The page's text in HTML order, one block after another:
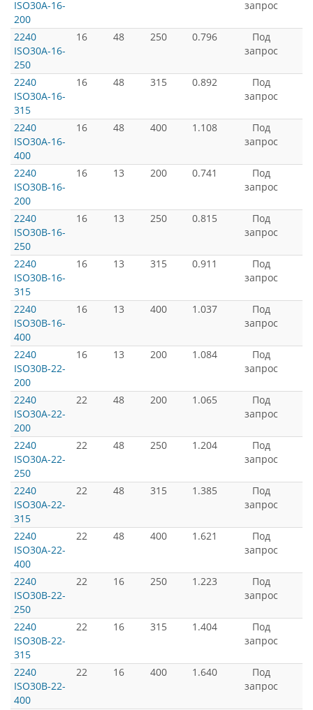
ISO30A-16-
200
запрос
2240
ISO30A-16-
250
16 48 250 0.796
Под
запрос
2240
ISO30A-16-
315
16 48 315 0.892
Под
запрос
2240
ISO30A-16-
400
16 48 400 1.108
Под
запрос
2240
ISO30B-16-
200
16 13 200 0.741
Под
запрос
2240
ISO30B-16-
250
16 13 250 0.815
Под
запрос
2240
ISO30B-16-
315
16 13 315 0.911
Под
запрос
2240
ISO30B-16-
400
16 13 400 1.037
Под
запрос
2240
ISO30B-22-
200
16 13 200 1.084
Под
запрос
2240
ISO30A-22-
200
22 48 200 1.065
Под
запрос
2240
ISO30A-22-
250
22 48 250 1.204
Под
запрос
2240
ISO30A-22-
315
22 48 315 1.385
Под
запрос
2240
ISO30A-22-
400
22 48 400 1.621
Под
запрос
2240
ISO30B-22-
250
22 16 250 1.223
Под
запрос
2240
ISO30B-22-
315
22 16 315 1.404
Под
запрос
2240
ISO30B-22-
400
22 16 400 1.640
Под
запрос